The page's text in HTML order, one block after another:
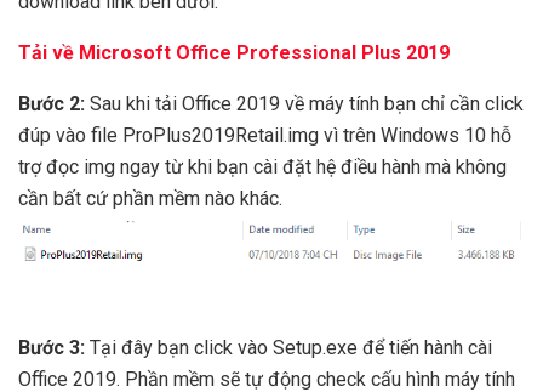
Tải về Microsoft Office Professional Plus 2019
Bước 2: Sau khi tải Office 2019 về máy tính bạn chỉ cần click
đúp vào file ProPlus2019Retail.img vì trên Windows 10 hỗ
trợ đọc img ngay từ khi bạn cài đặt hệ điều hành mà không
cần bất cứ phần mềm nào khác.
Bước 3: Tại đây bạn click vào Setup.exe để tiến hành cài
Office 2019. Phần mềm sẽ tự động check cấu hình máy tính